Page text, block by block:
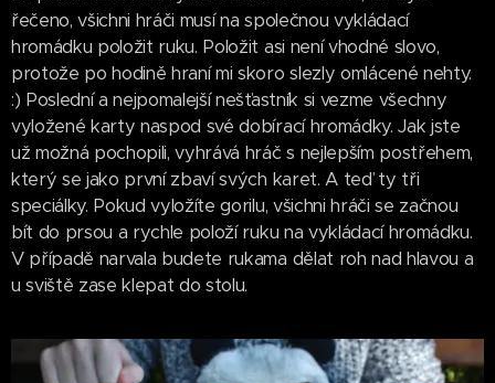
řečeno, všichni hráči musí na společnou vykládací
hromádku položit ruku. Položit asi není vhodné slovo,
protože po hodině hraní mi skoro slezly omlácené nehty.
:) Poslední a nejpomalejší nešťastník si vezme všechny
vyložené karty naspod své dobírací hromádky. Jak jste
už možná pochopili, vyhrává hráč s nejlepším postřehem,
který se jako první zbaví svých karet. A teď ty tři
speciálky. Pokud vyložíte gorilu, všichni hráči se začnou
bít do prsou a rychle položí ruku na vykládací hromádku.
V případě narvala budete rukama dělat roh nad hlavou a
u sviště zase klepat do stolu.